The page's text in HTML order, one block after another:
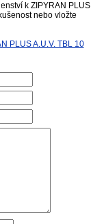
k ZIPYRAN PLUS
nebo vložte
PLUS A.U.V. TBL 10